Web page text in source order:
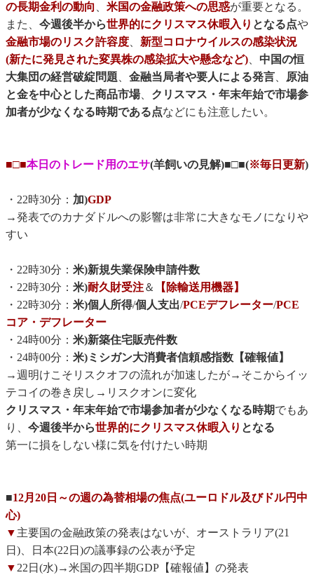
の長期金利の動向 、 米国の金融政策への思惑が重要となる。
また、 今週後半から世界的にクリスマス休暇入り となる点や
金融市場のリスク許容度、 新型コロナウイルスの感染状況
(新たに発見された変異株の感染拡大や懸念など)、 中国の恒
大集団の経営破綻問題、 金融当局者や要人による発言、 原油
と金を中心とした商品市場、 クリスマス・年末年始で市場参
加者が少なくなる時期である点などにも注意したい。
■□■本日のトレード用のエサ(羊飼いの見解)■□■(※毎日更新)
・22時30分： 加)GDP
→発表でのカナダドルへの影響は非常に大きなモノになりや
すい
・22時30分： 米)新規失業保険申請件数
・22時30分： 米)耐久財受注＆
【除輸送用機器】
・22時30分： 米)個人所得/個人支出/PCEデフレーター/PCE
コア・デフレーター
・24時00分： 米)新築住宅販売件数
・24時00分： 米)ミシガン大消費者信頼感指数【確報値】
→週明けこそリスクオフの流れが加速したが→そこからイッ
テコイの巻き戻し→リスクオンに変化
クリスマス・年末年始で市場参加者が少なくなる時期でもあ
り、 今週後半から世界的にクリスマス休暇入り となる
第一に損をしない様に気を付けたい時期
■12月20日～の週の為替相場の焦点(ユーロドル及びドル円中
心)
▼ 主要国の金融政策の発表はないが、オーストラリア(21
日)、日本(22日)の議事録の公表が予定
▼22日(水)→米国の四半期GDP【確報値】の発表